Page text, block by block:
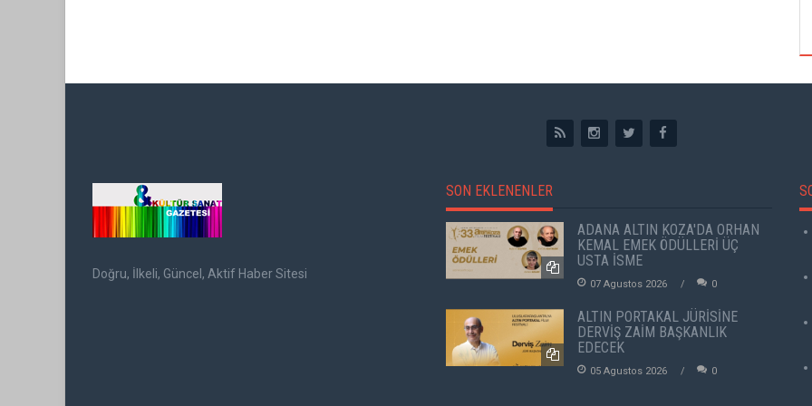
Doğru, İlkeli, Güncel, Aktif Haber Sitesi
SON EKLENENLER
ADANA ALTIN KOZA'DA ORHAN
KEMAL EMEK ÖDÜLLERİ ÜÇ
USTA İSME
07 Agustos 2026 0
ALTIN PORTAKAL JÜRİSİNE
DERVİŞ ZAİM BAŞKANLIK
EDECEK
05 Agustos 2026 0